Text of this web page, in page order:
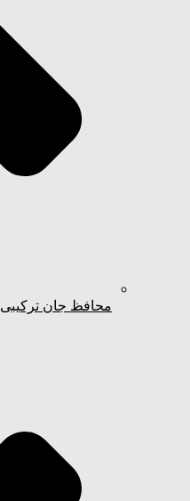
محافظ جان ترکیبی